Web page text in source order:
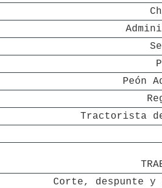
Peón
Tractorista de
Corte, despunte y